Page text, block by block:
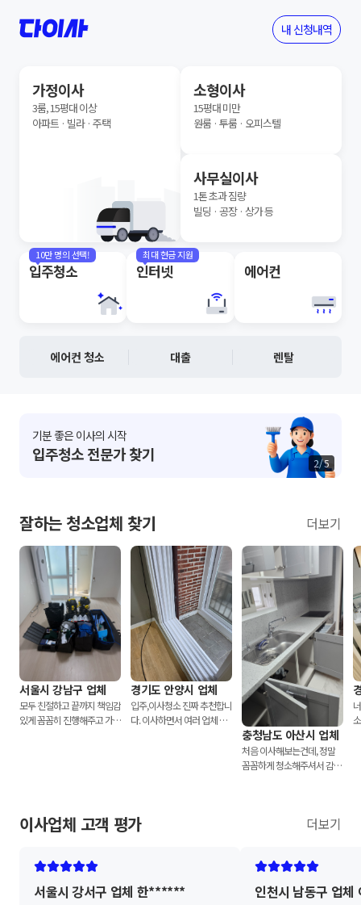
내 신청내역
가정이사
3룸, 15평대 이상
아파트 · 빌라 · 주택
소형이사
15평대 미만
원룸 · 투룸 · 오피스텔
사무실이사
1톤 초과 짐량
빌딩 · 공장 · 상가 등
입주청소
10만 명의 선택!
인터넷
최대 현금 지원
에어컨
에어컨 청소 대출 렌탈
기분 좋은 이사의 시작
입주청소 전문가 찾기 2/5
잘하는 청소업체 찾기 더보기
서울시 강남구 업체
모두 친절하고 끝까지 책임감
있게 꼼꼼히 진행해주고 가셨
경기도 안양시 업체
입주,이사청소 진짜 추천합니
다. 이사하면서 여러 업체 고
친절하고 요청사항도 잘 반영
해줘서 기분 좋게 마무리했어
충청남도 아산시 업체
처음 이사해보는건데, 정말
꼼꼼하게 청소해주셔서 감사
써주시더라구요. 덕분에 완전
이사업체 고객 평가 더보기
서울시 강서구 업체 한****** 인천시 남동구 업체